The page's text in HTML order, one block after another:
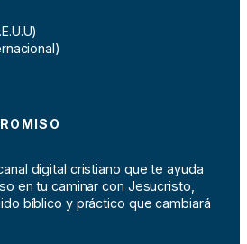
digital cristiano que te ayuda
en tu caminar con Jesucristo,
bíblico y práctico que cambiará